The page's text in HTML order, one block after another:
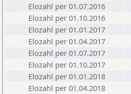
Elozahl per 01.07.2016
Elozahl per 01.10.2016
Elozahl per 01.01.2017
Elozahl per 01.04.2017
Elozahl per 01.07.2017
Elozahl per 01.10.2017
Elozahl per 01.01.2018
Elozahl per 01.04.2018